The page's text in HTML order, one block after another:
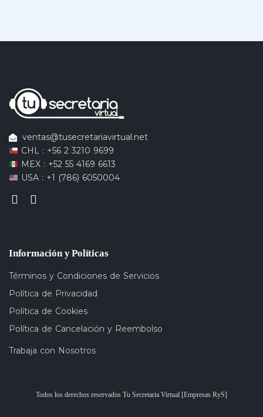
ventas@tusecretariavirtual.net
CHL : +56 2 3210 9699
MEX : +52 55 4169 6613
USA : +1 (786) 6050004
Información y Políticas
Términos y Condiciones de Servicios
Política de Privacidad
Política de Cookies
Política de Cancelación y Reembolso
Trabaja con Nosotros
Todos los derechos reservados Tu Secretaria Virtual [Empresas RyS]